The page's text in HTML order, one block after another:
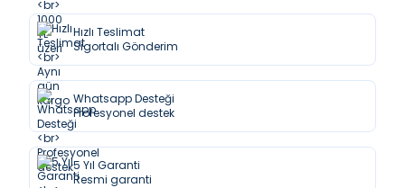
Hızlı Teslimat
Sigortalı Gönderim
Whatsapp Desteği
Profesyonel destek
5 Yıl Garanti
Resmi garanti